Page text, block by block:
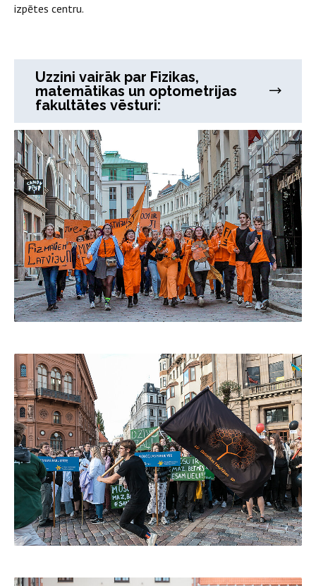
izpētes centru.
Uzzini vairāk par Fizikas,
matemātikas un optometrijas
fakultātes vēsturi: